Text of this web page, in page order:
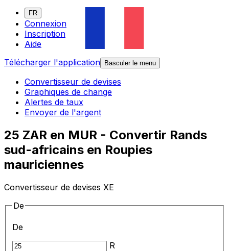
FR
Connexion
Inscription
Aide
Télécharger l'application
Basculer le menu
Convertisseur de devises
Graphiques de change
Alertes de taux
Envoyer de l'argent
25 ZAR en MUR - Convertir Rands
sud-africains en Roupies
mauriciennes
Convertisseur de devises XE
De
De
R